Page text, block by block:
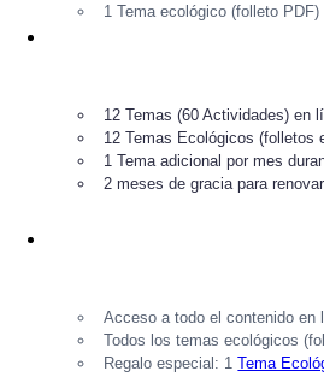
1 Tema ecológico (folleto PDF)
12 Temas (60 Actividades) en
12 Temas Ecológicos (folletos
1 Tema adicional por mes
2 meses de gracia para
Acceso a todo el contenido en
Todos los temas ecológicos
Regalo especial: 1Tema